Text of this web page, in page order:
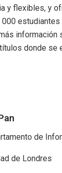
y flexibles, y
información
donde se
de
de Londres